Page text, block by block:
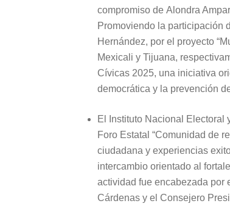
compromiso de Alondra
Promoviendo la participación
Hernández, por el proyecto
Mexicali y Tijuana,
Cívicas 2025, una iniciativa
democrática y la prevención
El Instituto Nacional Electoral
Foro Estatal “Comunidad de
ciudadana y experiencias
intercambio orientado al
actividad fue encabezada por
Cárdenas y el Consejero